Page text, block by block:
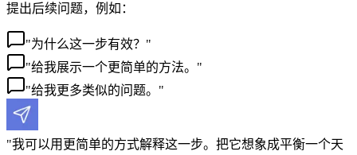
提出后续问题，例如：
"为什么这一步有效？ "
"给我展示一个更简单的方法。 "
"给我更多类似的问题。 "
"我可以用更简单的方式解释这一步。把它想象成平衡一个天